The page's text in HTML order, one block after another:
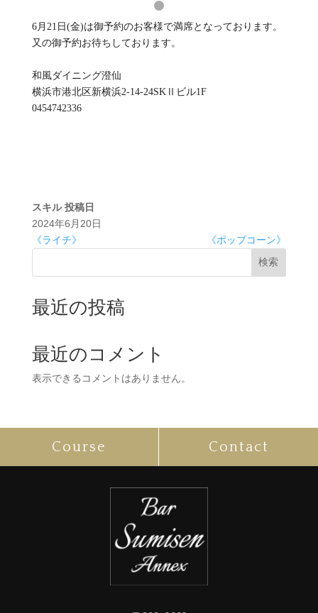
6月21日(金)は御予約のお客様で満席となっております。
又の御予約お待ちしております。
和風ダイニング澄仙
横浜市港北区新横浜2-14-24SKⅡビル1F
0454742336
スキル 投稿日
2024年6月20日
《ライチ》
《ポップコーン》
検索
最近の投稿
最近のコメント
表示できるコメントはありません。
Course Contact